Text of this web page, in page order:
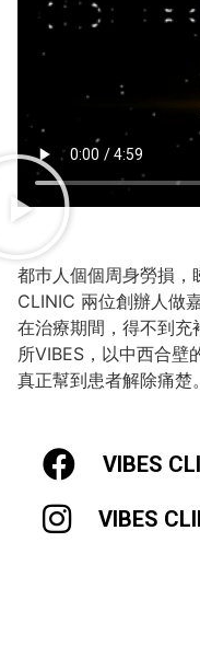
都巿人個個周身勞損
CLINIC 兩位創辦人做
在治療期間，得不到
所VIBES，以中西合
真正幫到患者解除痛楚。
VIBES
VIBES